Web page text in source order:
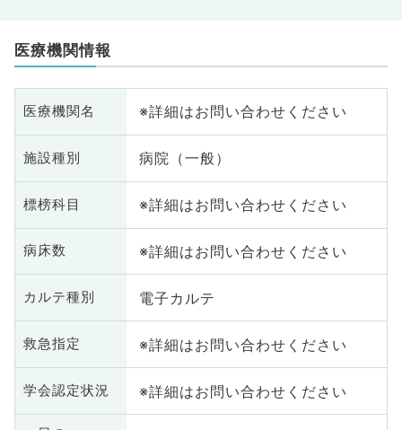
医療機関情報
医療機関名 ※詳細はお問い合わせください
施設種別 病院（一般）
標榜科目 ※詳細はお問い合わせください
病床数 ※詳細はお問い合わせください
カルテ種別 電子カルテ
救急指定 ※詳細はお問い合わせください
学会認定状況 ※詳細はお問い合わせください